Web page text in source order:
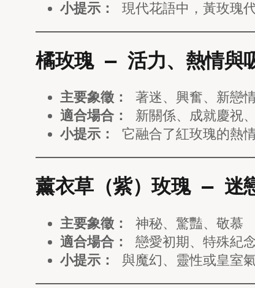
小提示：
現代花語中，黃玫瑰
橘玫瑰 — 活力、熱情與
主要象徵：
著迷、興奮、新戀
適合場合：
新關係、成就慶祝
小提示：
它融合了紅玫瑰的熱
薰衣草（紫）玫瑰 — 迷
主要象徵：
神秘、驚豔、敬慕
適合場合：
戀愛初期、特殊紀
小提示：
與魔幻、靈性或皇室